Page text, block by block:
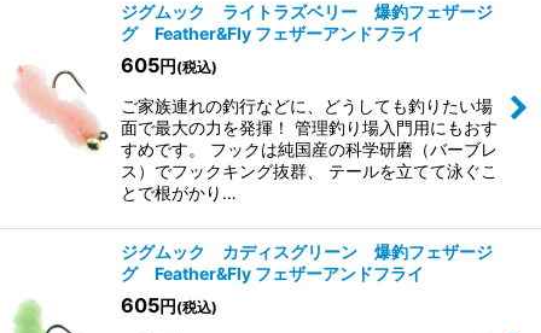
並び順
絞り込む
ジグムック ライトラズベリー 爆釣フェザージ
グ Feather&Fly フェザーアンドフライ
605円 (税込)
ご家族連れの釣行などに、どうしても釣りたい場
面で最大の力を発揮！ 管理釣り場入門用にもおす
すめです。 フックは純国産の科学研磨（バーブレ
ス）でフックキング抜群、 テールを立てて泳ぐこ
とで根がかり…
ジグムック カディスグリーン 爆釣フェザージ
グ Feather&Fly フェザーアンドフライ
605円 (税込)